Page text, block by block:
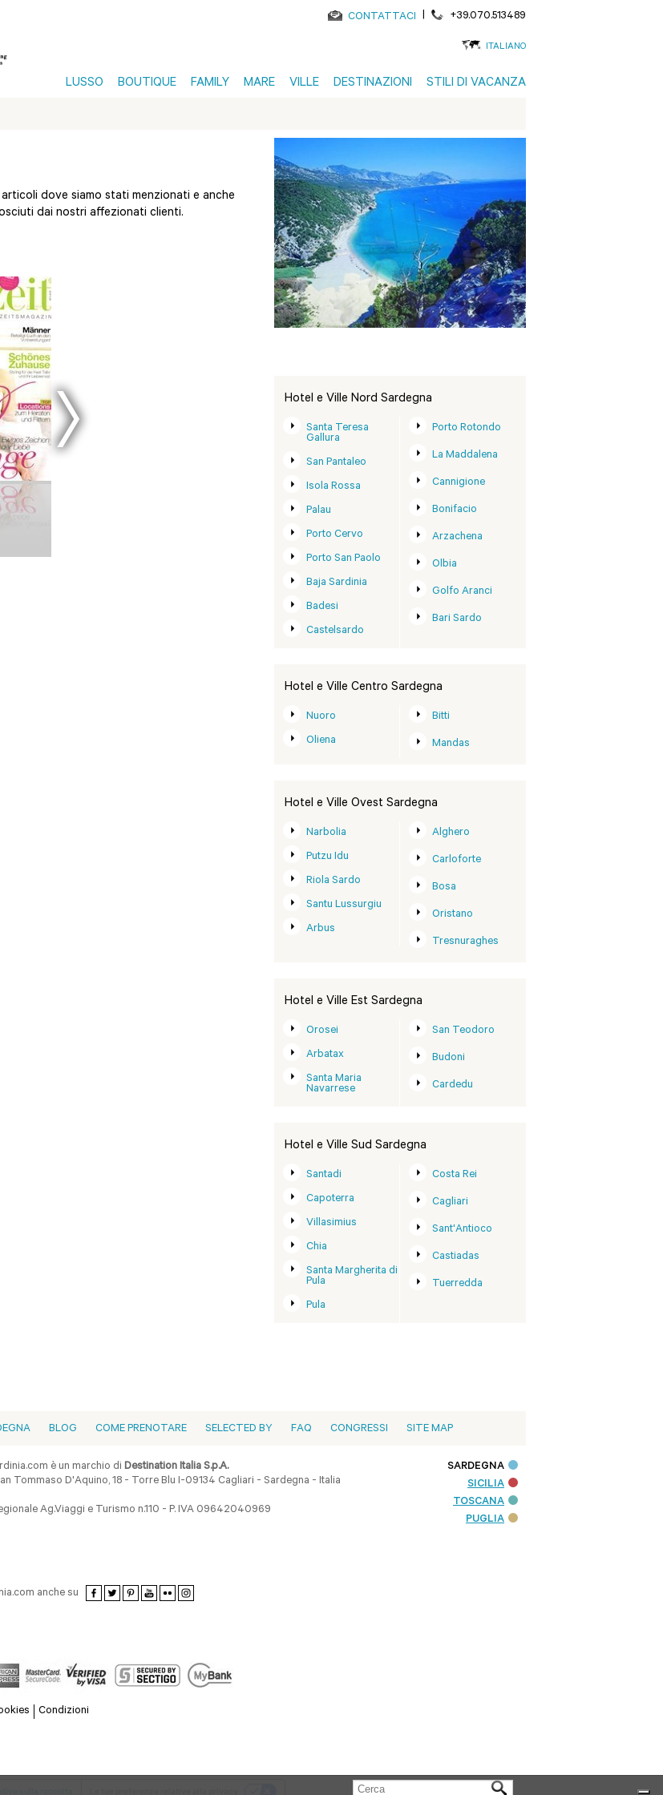
CONTATTACI | +39.070.513489
ITALIANO
LUSSO BOUTIQUE FAMILY MARE VILLE DESTINAZIONI STILI DI VACANZA
dove siamo stati menzionati e anche
dai nostri affezionati clienti.
Hotel e Ville Nord Sardegna
Santa Teresa
Gallura
San Pantaleo
Isola Rossa
Palau
Porto Cervo
Porto San Paolo
Baja Sardinia
Badesi
Castelsardo
Porto Rotondo
La Maddalena
Cannigione
Bonifacio
Arzachena
Olbia
Golfo Aranci
Bari Sardo
Hotel e Ville Centro Sardegna
Nuoro
Oliena
Bitti
Mandas
Hotel e Ville Ovest Sardegna
Narbolia
Putzu Idu
Riola Sardo
Santu Lussurgiu
Arbus
Alghero
Carloforte
Bosa
Oristano
Tresnuraghes
Hotel e Ville Est Sardegna
Orosei
Arbatax
Santa Maria
Navarrese
San Teodoro
Budoni
Cardedu
Hotel e Ville Sud Sardegna
Santadi
Capoterra
Villasimius
Chia
Santa Margherita di
Pula
Pula
Costa Rei
Cagliari
Sant'Antioco
Castiadas
Tuerredda
BLOG COME PRENOTARE SELECTED BY FAQ CONGRESSI SITE MAP
è un marchio diDestination Italia S.p.A.
Tommaso D'Aquino, 18 - Torre Blu I-09134 Cagliari - Sardegna - Italia
Ag.Viaggi e Turismo n.110 - P. IVA 09642040969
anche su
Condizioni
SARDEGNA
SICILIA
TOSCANA
PUGLIA